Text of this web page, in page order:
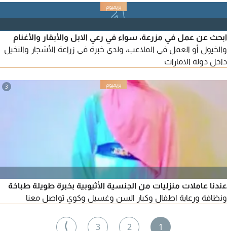
ومدارس الامارات الوطنية ومدارس أجيال والظفرة والنهضة وأدنوك
ومعاهد التكنولوجيا وتدريس الجامعات ومراجعة علي الهياكل وتوقع
الأسئلة الهامه في الامتحان
ابحث عن عمل في مزرعة، سواء في رعي الابل والأبقار والأغنام
والخيول أو العمل في الملاعب، ولدي خبرة في زراعة الأشجار والنخيل
داخل دولة الامارات
3
عندنا عاملات منزليات من الجنسية الأثيوبية بخبرة طويلة طباخة
ونظافة ورعاية اطفال وكبار السن وغسيل وكوي تواصل معنا
1
2
3
⟩